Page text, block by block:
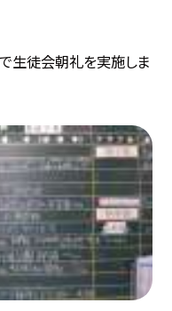
生徒会朝礼を実施しま